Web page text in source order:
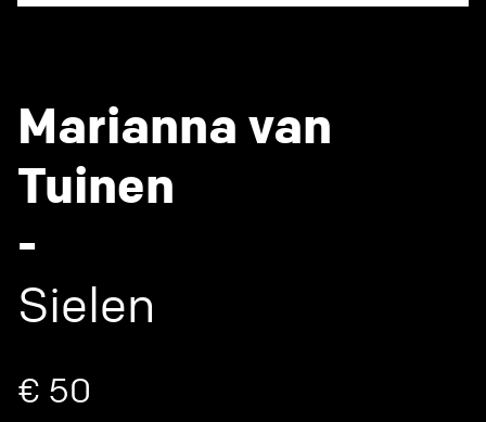
Marianna van
Tuinen
-
Sielen
€ 50